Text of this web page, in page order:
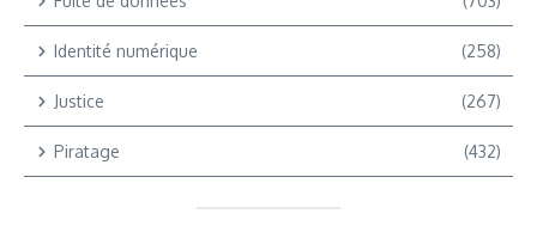
Identité numérique (258)
Justice (267)
Piratage (432)